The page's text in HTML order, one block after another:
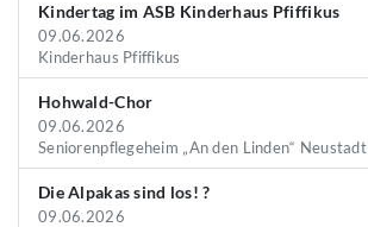
Kindertag im ASB Kinderhaus Pfiffikus
09.06.2026
Kinderhaus Pfiffikus
Hohwald-Chor
09.06.2026
Seniorenpflegeheim „An den Linden“ Neustadt
Die Alpakas sind los! ?
09.06.2026